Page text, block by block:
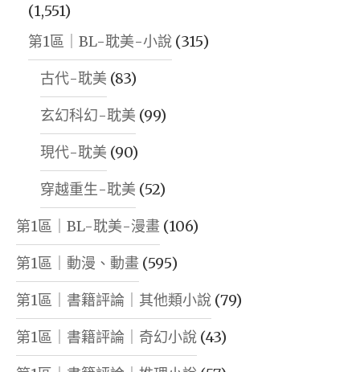
(1,551)
第1區｜BL-耽美-小說 (315)
古代-耽美 (83)
玄幻科幻-耽美 (99)
現代-耽美 (90)
穿越重生-耽美 (52)
第1區｜BL-耽美-漫畫 (106)
第1區｜動漫、動畫 (595)
第1區｜書籍評論｜其他類小說 (79)
第1區｜書籍評論｜奇幻小說 (43)